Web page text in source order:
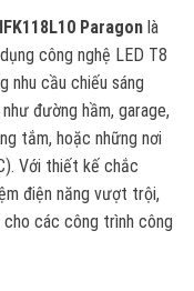
Paragonlà
công nghệ LED T8
nhu cầu chiếu sáng
đường hầm, garage,
tắm, hoặc những nơi
Với thiết kế chắc
điện năng vượt trội,
các công trình công